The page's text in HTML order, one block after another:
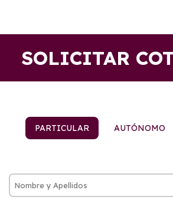
SOLICITAR
PARTICULAR AUTÓNOMO